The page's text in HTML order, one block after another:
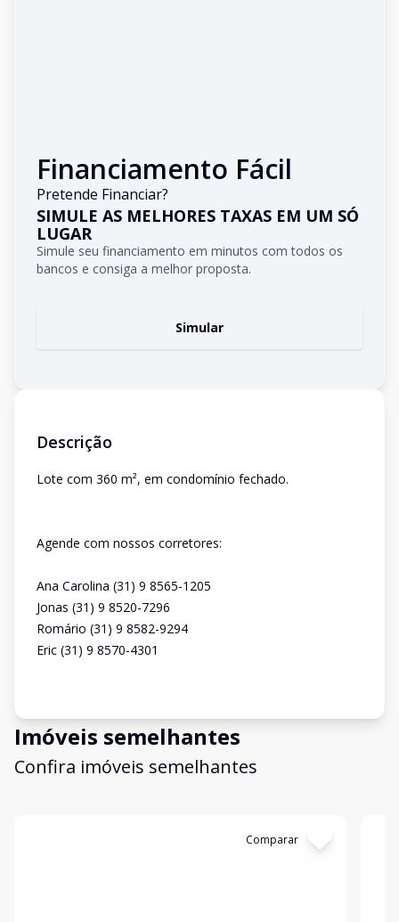
Financiamento Fácil
Pretende Financiar?
SIMULE AS MELHORES TAXAS EM UM SÓ
LUGAR
Simule seu financiamento em minutos com todos os
bancos e consiga a melhor proposta.
Simular
Descrição
Lote com 360 m², em condomínio fechado.
Agende com nossos corretores:
Ana Carolina (31) 9 8565-1205
Jonas (31) 9 8520-7296
Romário (31) 9 8582-9294
Eric (31) 9 8570-4301
Imóveis semelhantes
Confira imóveis semelhantes
Comparar